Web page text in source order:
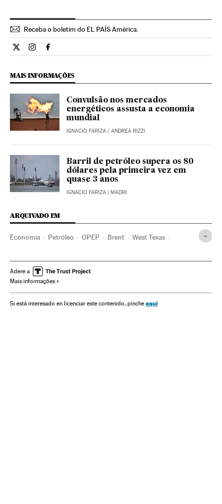
Receba o boletim do EL PAÍS América.
Economia El País Brasil en Twitter
Economia El País Brasil en Instagram
Economia El País Brasil en Facebook
MAIS INFORMAÇÕES
Convulsão nos mercados
energéticos assusta a economia
mundial
IGNACIO FARIZA / ANDREA RIZZI
Barril de petróleo supera os 80
dólares pela primeira vez em
quase 3 anos
IGNACIO FARIZA | MADRI
ARQUIVADO EM
Economia Petróleo OPEP Brent West Texas
Adere a
Mais informações
Si está interesado en licenciar este contenido, pinche aquí